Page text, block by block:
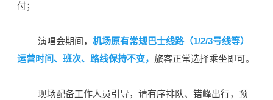
付；
演唱会期间， 机场原有常规巴士线路（1/2/3号线等）
运营时间、班次、路线保持不变， 旅客正常选择乘坐即可。
现场配备工作人员引导，请有序排队、错峰出行，预